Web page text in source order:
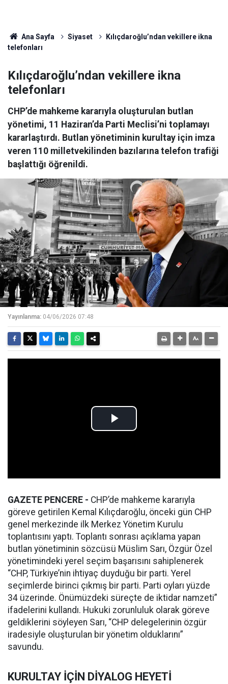
Ana Sayfa Siyaset
Kılıçdaroğlu’ndan vekillere ikna
telefonları
Kılıçdaroğlu’ndan vekillere ikna
telefonları
CHP’de mahkeme kararıyla oluşturulan butlan
yönetimi, 11 Haziran’da Parti Meclisi’ni toplamayı
kararlaştırdı. Butlan yönetiminin kurultay için imza
veren 110 milletvekilinden bazılarına telefon trafiği
başlattığı öğrenildi.
Yayınlanma: 04/06/2026 07:48
GAZETE PENCERE - CHP’de mahkeme kararıyla
göreve getirilen Kemal Kılıçdaroğlu, önceki gün CHP
genel merkezinde ilk Merkez Yönetim Kurulu
toplantısını yaptı. Toplantı sonrası açıklama yapan
butlan yönetiminin sözcüsü Müslim Sarı, Özgür Özel
yönetimindeki yerel seçim başarısını sahiplenerek
“CHP, Türkiye’nin ihtiyaç duyduğu bir parti. Yerel
seçimlerde birinci çıkmış bir parti. Parti oyları yüzde
34 üzerinde. Önümüzdeki süreçte de iktidar namzeti”
ifadelerini kullandı. Hukuki zorunluluk olarak göreve
geldiklerini söyleyen Sarı, “CHP delegelerinin özgür
iradesiyle oluşturulan bir yönetim olduklarını”
savundu.
KURULTAY İÇİN DİYALOG HEYETİ